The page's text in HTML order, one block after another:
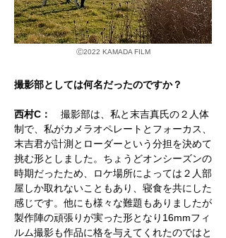
Ⓒ2022 KAMADA FILM
撮影部としては何名だったのですか？
西村C： 撮影部は、私と末吉真氏の２人体
制で、私がカメラオペレートとフォーカス、
末吉君が計測とローダーという分担を決めて
挑む形としました。ちょうどオンシーズンの
時期だったため、ロケ場所によっては２人部
屋しか取れないこともあり、寝食を共にした
感じです。他にも様々な難題もありましたが
製作陣の頑張りが実った形となり16mmフィ
ルム撮影も作品に格を与えてくれたのではと